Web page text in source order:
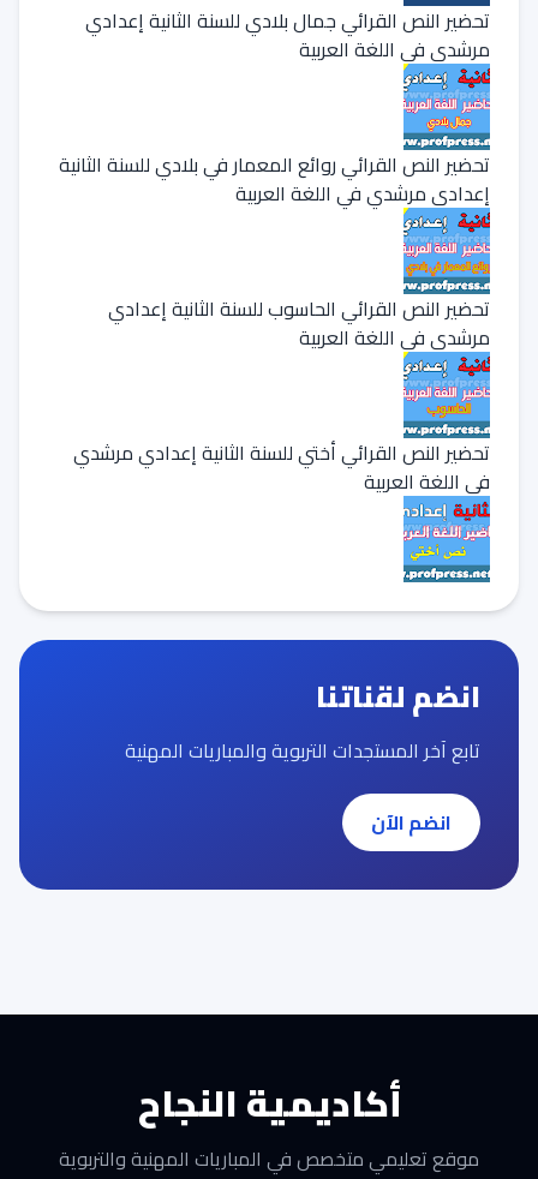
تحضير النص القرائي جمال بلادي للسنة الثانية إعدادي
مرشدي في اللغة العربية
تحضير النص القرائي روائع المعمار في بلادي للسنة الثانية
إعدادي مرشدي في اللغة العربية
تحضير النص القرائي الحاسوب للسنة الثانية إعدادي
مرشدي في اللغة العربية
تحضير النص القرائي أختي للسنة الثانية إعدادي مرشدي
في اللغة العربية
انضم لقناتنا
تابع آخر المستجدات التربوية والمباريات المهنية
انضم الآن
أكاديمية النجاح
موقع تعليمي متخصص في المباريات المهنية والتربوية